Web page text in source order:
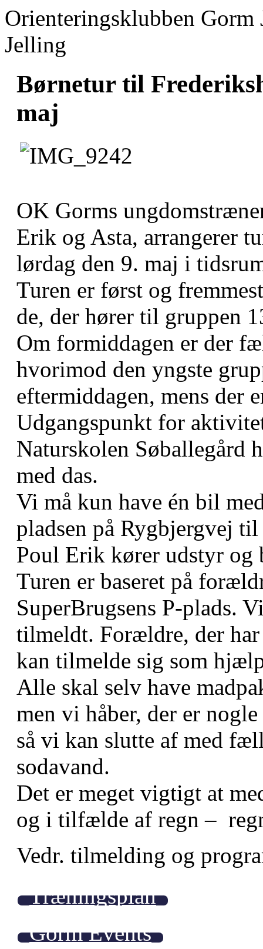
Orienteringsklubben
Jelling
Børnetur til
maj
OK Gorms
Erik og Asta, arrangerer
lørdag den 9. maj i
Turen er først og
de, der hører til gruppen
Om formiddagen er der
hvorimod den yngste
eftermiddagen, mens der
Udgangspunkt for
Naturskolen Søballegård
med das.
Vi må kun have én bil
pladsen på Rygbjergvej
Poul Erik kører udstyr og
Turen er baseret på
SuperBrugsens P-plads.
tilmeldt. Forældre, der
kan tilmelde sig som
Alle skal selv have
men vi håber, der er
så vi kan slutte af med
sodavand.
Det er meget vigtigt at
og i tilfælde af regn –
Vedr. tilmelding og
Træningsplan
Gorm Events